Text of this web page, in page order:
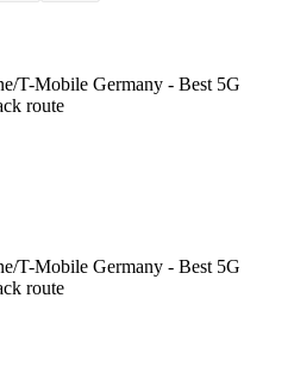
T-Mobile Germany - Best 5G
route
T-Mobile Germany - Best 5G
route